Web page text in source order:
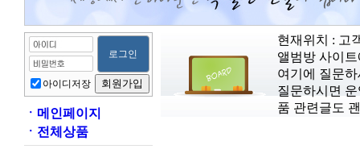
아이디저장
ㆍ 메인페이지
ㆍ 전체상품
현재위치 : 고
앨범방 사이
여기에 질문
질문하시면
품 관련글도